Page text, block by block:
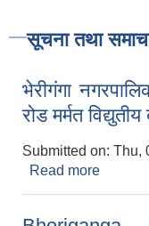
सूचना तथा
भेरीगंगा
रोड मर्मत
Submitted on: Thu,
Read more